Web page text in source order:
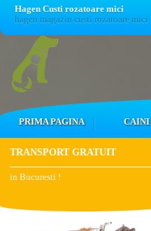
Hagen Custi rozatoare mici
hagen magazin custi rozatoare mici
PRIMA PAGINA CAINI
TRANSPORT GRATUIT
in Bucuresti !